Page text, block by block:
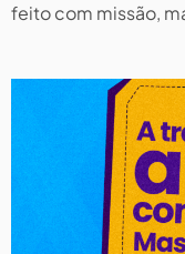
feito com missão,